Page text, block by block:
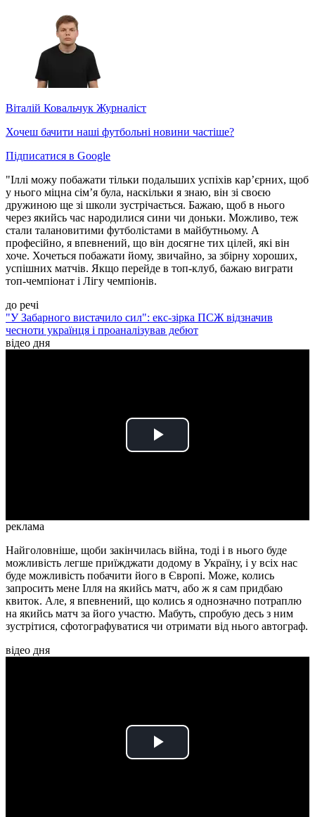
Віталій Ковальчук Журналіст
Хочеш бачити наші футбольні новини частіше?
Підписатися в Google
"Іллі можу побажати тільки подальших успіхів кар’єрних, щоб
у нього міцна сім’я була, наскільки я знаю, він зі своєю
дружиною ще зі школи зустрічається. Бажаю, щоб в нього
через якийсь час народилися сини чи доньки. Можливо, теж
стали талановитими футболістами в майбутньому. А
професійно, я впевнений, що він досягне тих цілей, які він
хоче. Хочеться побажати йому, звичайно, за збірну хороших,
успішних матчів. Якщо перейде в топ-клуб, бажаю виграти
топ-чемпіонат і Лігу чемпіонів.
до речі
"У Забарного вистачило сил": екс-зірка ПСЖ відзначив
чесноти українця і проаналізував дебют
відео дня
Play
реклама
Найголовніше, щоби закінчилась війна, тоді і в нього буде
можливість легше приїжджати додому в Україну, і у всіх нас
буде можливість побачити його в Європі. Може, колись
запросить мене Ілля на якийсь матч, або ж я сам придбаю
квиток. Але, я впевнений, що колись я однозначно потраплю
на якийсь матч за його участю. Мабуть, спробую десь з ним
зустрітися, сфотографуватися чи отримати від нього автограф.
відео дня
Play